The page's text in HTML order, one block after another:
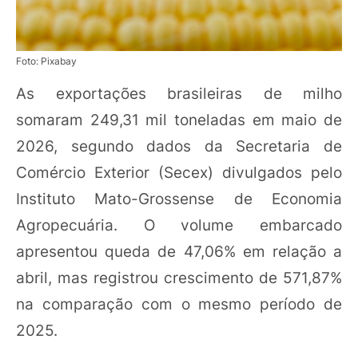
Foto: Pixabay
As exportações brasileiras de milho
somaram 249,31 mil toneladas em maio de
2026, segundo dados da Secretaria de
Comércio Exterior (Secex) divulgados pelo
Instituto Mato-Grossense de Economia
Agropecuária. O volume embarcado
apresentou queda de 47,06% em relação a
abril, mas registrou crescimento de 571,87%
na comparação com o mesmo período de
2025.